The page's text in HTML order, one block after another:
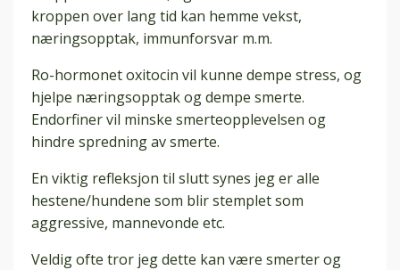
kroppen over lang tid kan hemme vekst,
næringsopptak, immunforsvar m.m.
Ro-hormonet oxitocin vil kunne dempe stress, og
hjelpe næringsopptak og dempe smerte.
Endorfiner vil minske smerteopplevelsen og
hindre spredning av smerte.
En viktig refleksjon til slutt synes jeg er alle
hestene/hundene som blir stemplet som
aggressive, mannevonde etc.
Veldig ofte tror jeg dette kan være smerter og